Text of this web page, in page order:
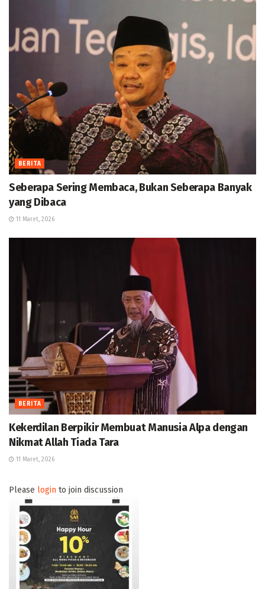
BERITA
Seberapa Sering Membaca, Bukan Seberapa Banyak
yang Dibaca
11 Maret, 2026
BERITA
Kekerdilan Berpikir Membuat Manusia Alpa dengan
Nikmat Allah Tiada Tara
11 Maret, 2026
Please login to join discussion